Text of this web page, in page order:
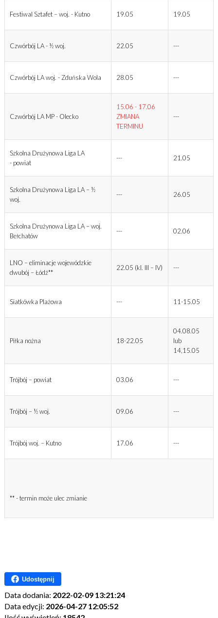
Festiwal Sztafet – woj. - Kutno 19.05 19.05
Czwórbój LA - ½ woj. 22.05 ---
Czwórbój LA woj. - Zduńska Wola 28.05 ---
Czwórbój LA MP - Olecko
15.06 - 17.06
ZMIANA
TERMINU
---
Szkolna Drużynowa Liga LA
- powiat
--- 21.05
Szkolna Drużynowa Liga LA – ½
woj.
--- 26.05
Szkolna Drużynowa Liga LA – woj.
Bełchatów
--- 02.06
LNO – eliminacje wojewódzkie
dwubój – Łódź**
22.05 (kl. III – IV) ---
Siatkówka Plażowa --- 11-15.05
Piłka nożna 18-22.05
04.08.05
lub
14,15.05
Trójbój – powiat 03.06 ---
Trójbój – ½ woj. 09.06 ---
Trójbój woj. – Kutno 17.06 ---
** - termin może ulec zmianie
Udostępnij
Data dodania: 2022-02-09 13:21:24
Data edycji: 2026-04-27 12:05:52